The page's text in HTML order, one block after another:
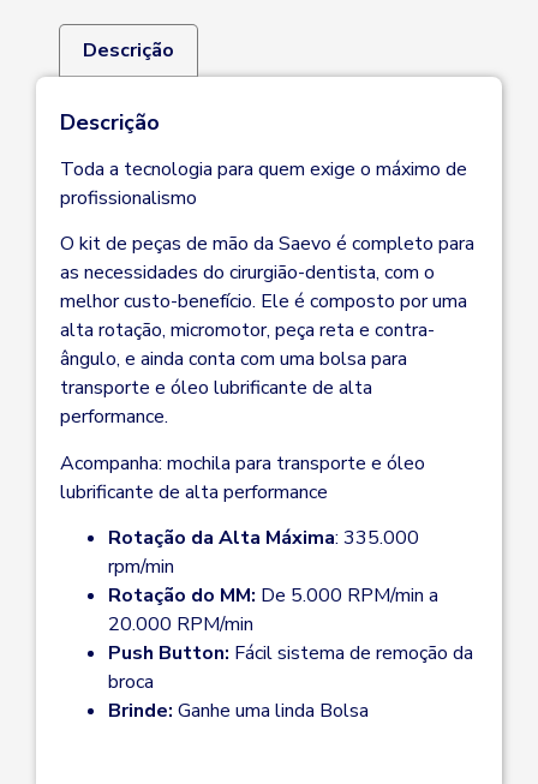
Descrição
Descrição
Toda a tecnologia para quem exige o máximo de
profissionalismo
O kit de peças de mão da Saevo é completo para
as necessidades do cirurgião-dentista, com o
melhor custo-benefício. Ele é composto por uma
alta rotação, micromotor, peça reta e contra-
ângulo, e ainda conta com uma bolsa para
transporte e óleo lubrificante de alta
performance.
Acompanha: mochila para transporte e óleo
lubrificante de alta performance
Rotação da Alta Máxima: 335.000
rpm/min
Rotação do MM: De 5.000 RPM/min a
20.000 RPM/min
Push Button: Fácil sistema de remoção da
broca
Brinde: Ganhe uma linda Bolsa